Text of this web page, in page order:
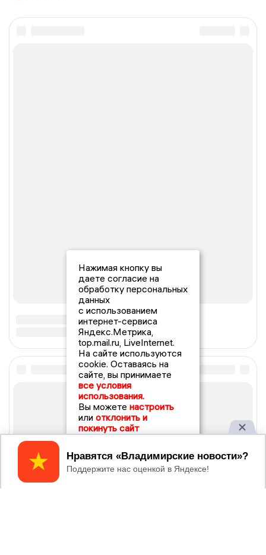
Нажимая кнопку вы
даете согласие на
обработку персональных
данных
с использованием
интернет-сервиса
Яндекс.Метрика,
top.mail.ru, LiveInternet.
На сайте используются
cookie. Оставаясь на
сайте, вы принимаете
все условия
использования.
Вы можете настроить
или отклонить и
покинуть сайт
Принять